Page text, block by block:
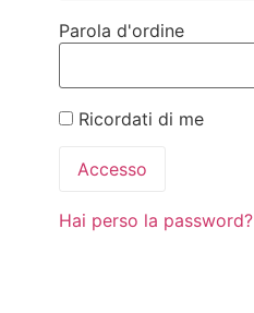
Parola d'ordine
Ricordati di me
Hai perso la password?